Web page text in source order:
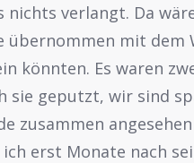
nichts verlangt. Da
übernommen mit dem
könnten. Es waren
sie geputzt, wir sind
zusammen
erst Monate nach